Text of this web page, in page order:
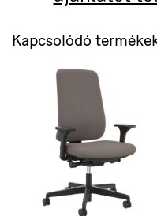
Kapcsolódó